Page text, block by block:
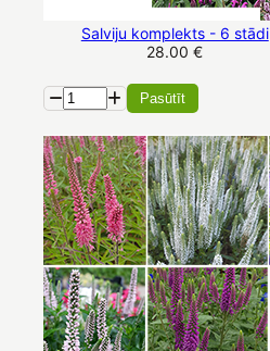
Salviju komplekts - 6 stādi
28.00 €
Pasūtīt